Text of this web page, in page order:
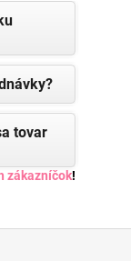
tovar
zákazníčok!